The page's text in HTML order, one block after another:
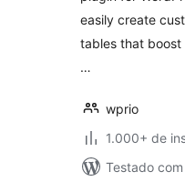
easily create
tables that
…
wprio
1.000+ de
Testado